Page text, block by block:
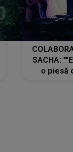
SACHA:
o piesă